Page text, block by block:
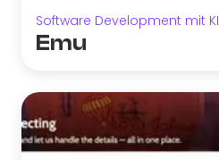
Software Development mit KI
Emu